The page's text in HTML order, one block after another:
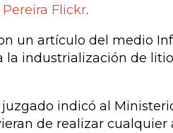
Flickr.
un artículo del medio
la industrialización de
indicó al
de realizar